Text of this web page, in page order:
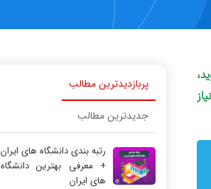
پربازدیدترین مطالب
جدیدترین مطالب
رتبه بندی دانشگاه های ایران
+ معرفی بهترین دانشگاه
های ایران